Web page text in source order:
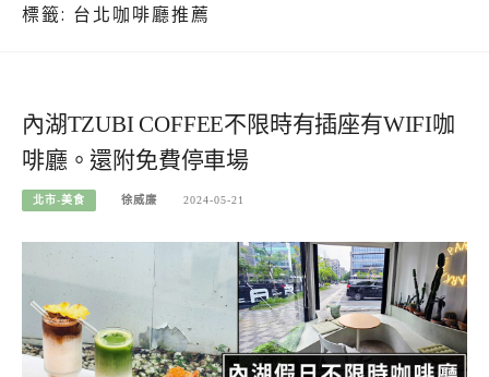
標籤: 台北咖啡廳推薦
內湖TZUBI COFFEE不限時有插座有WIFI咖
啡廳。還附免費停車場
北市-美食 徐威廉 2024-05-21